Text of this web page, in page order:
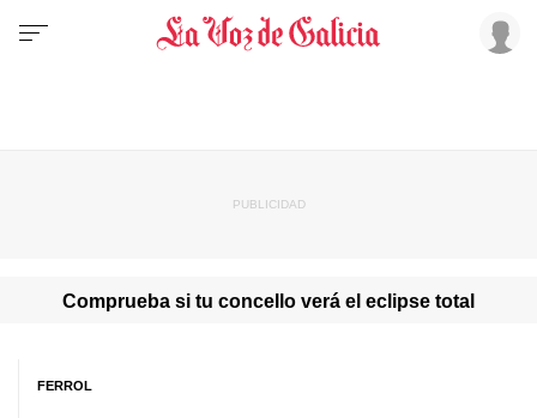
Comprueba si tu concello verá el eclipse total
FERROL